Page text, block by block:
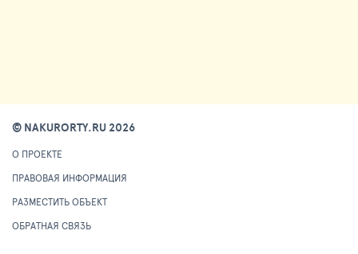
© NAKURORTY.RU 2026
О ПРОЕКТЕ
ПРАВОВАЯ ИНФОРМАЦИЯ
РАЗМЕСТИТЬ ОБЪЕКТ
ОБРАТНАЯ СВЯЗЬ